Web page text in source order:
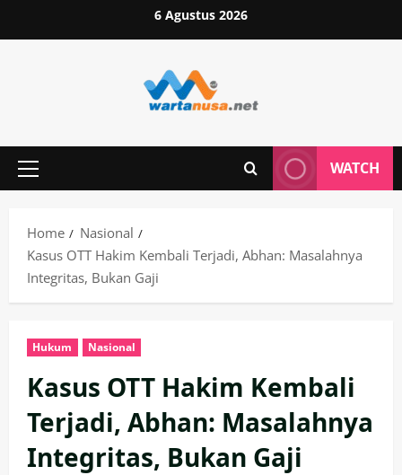
to
6 Agustus 2026
Primary
WATCH
Home
Nasional
Kasus OTT Hakim Kembali Terjadi, Abhan: Masalahnya
Integritas, Bukan Gaji
Hukum Nasional
Kasus OTT Hakim Kembali
Terjadi, Abhan: Masalahnya
Integritas, Bukan Gaji